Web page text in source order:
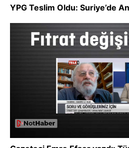
YPG Teslim Oldu: Suriye’de